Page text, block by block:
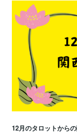
12月のタロットから